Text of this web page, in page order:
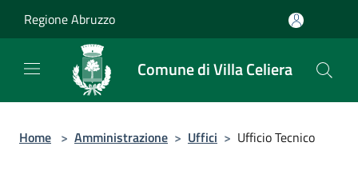
Regione Abruzzo
Comune di Villa Celiera
Home > Amministrazione > Uffici > Ufficio Tecnico